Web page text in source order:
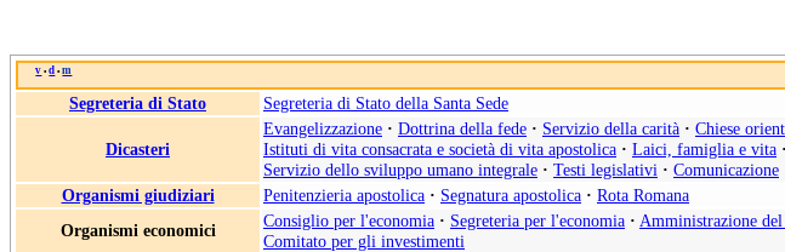
v • d • m
Segreteria di Stato Segreteria di Stato della Santa Sede
Dicasteri
Evangelizzazione · Dottrina della fede · Servizio della carità · Chiese
Istituti di vita consacrata e società di vita apostolica · Laici, famiglia e vita ·
Servizio dello sviluppo umano integrale · Testi legislativi · Comunicazione
Organismi giudiziari
Penitenzieria apostolica · Segnatura apostolica · Rota Romana
Organismi economici
Consiglio per l'economia · Segreteria per l'economia · Amministrazione
Comitato per gli investimenti